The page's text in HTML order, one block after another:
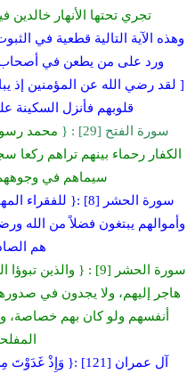
تجري تحتها الأنهار خالدين
وهذه الآية التالية قطعية في
ورد على من يطعن في أصحاب
[ لقد رضي الله عن المؤمنين إذ
قلوبهم فأنزل السكينة
سورة الفتح [29] : {
محمد
الكفار رحماء بينهم تراهم ركعا
سيماهم في
سورة الحشر [8] :{
للفقراء
وأموالهم يبتغون فضلاً من الله
هم
سورة الحشر [9] : {
هاجر إليهم، ولا يجدون في
أنفسهم ولو كان بهم
آل عمران [121] :{